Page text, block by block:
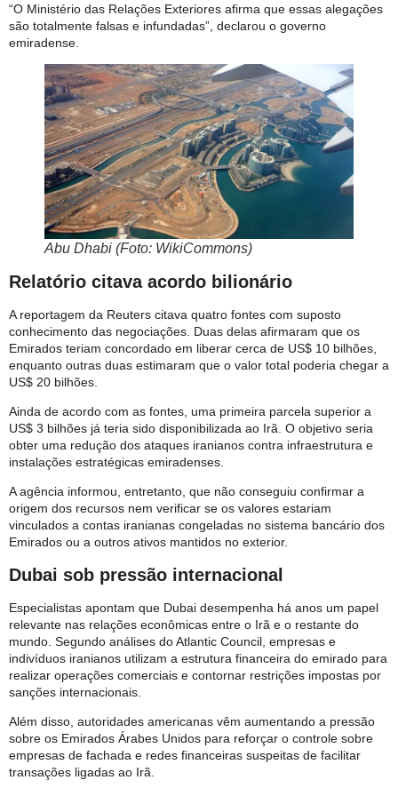
“O Ministério das Relações Exteriores afirma que essas alegações
são totalmente falsas e infundadas”, declarou o governo
emiradense.
Abu Dhabi (Foto: WikiCommons)
Relatório citava acordo bilionário
A reportagem da Reuters citava quatro fontes com suposto
conhecimento das negociações. Duas delas afirmaram que os
Emirados teriam concordado em liberar cerca de US$ 10 bilhões,
enquanto outras duas estimaram que o valor total poderia chegar a
US$ 20 bilhões.
Ainda de acordo com as fontes, uma primeira parcela superior a
US$ 3 bilhões já teria sido disponibilizada ao Irã. O objetivo seria
obter uma redução dos ataques iranianos contra infraestrutura e
instalações estratégicas emiradenses.
A agência informou, entretanto, que não conseguiu confirmar a
origem dos recursos nem verificar se os valores estariam
vinculados a contas iranianas congeladas no sistema bancário dos
Emirados ou a outros ativos mantidos no exterior.
Dubai sob pressão internacional
Especialistas apontam que Dubai desempenha há anos um papel
relevante nas relações econômicas entre o Irã e o restante do
mundo. Segundo análises do Atlantic Council, empresas e
indivíduos iranianos utilizam a estrutura financeira do emirado para
realizar operações comerciais e contornar restrições impostas por
sanções internacionais.
Além disso, autoridades americanas vêm aumentando a pressão
sobre os Emirados Árabes Unidos para reforçar o controle sobre
empresas de fachada e redes financeiras suspeitas de facilitar
transações ligadas ao Irã.